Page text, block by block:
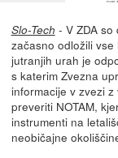
Slo-Tech - V ZDA
začasno odložili
jutranjih urah je
s katerim Zvezna
informacije v zvezi
preveriti NOTAM,
instrumenti na
neobičajne